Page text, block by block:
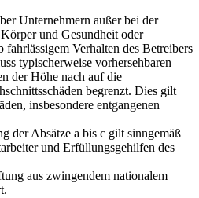
Unternehmern außer bei der
und Gesundheit oder
fahrlässigem Verhalten des Betreibers
typischerweise vorhersehbaren
der Höhe nach auf die
begrenzt. Dies gilt
insbesondere entgangenen
der Absätze a bis c gilt sinngemäß
und Erfüllungsgehilfen des
aus zwingendem nationalem